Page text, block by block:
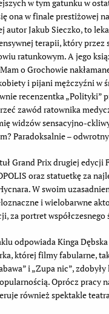
w tym gatunku w
ona w finale prestiżowej
autor Jakub Sieczko, to
terapii, który przez
ratunkowym. A jego
o Grochowie
i pijani mężczyźni w
recenzentka „Polityki”
zawód ratownika
widzów sensacyjno-
Paradoksalnie –
Grand Prix drugiej edycji
oraz statuetkę za
W swoim
i wielobarwne
za portret współczesnego
odpowiada Kinga
której filmy fabularne,
i „Zupa nic”,
Oprócz pracy
również spektakle